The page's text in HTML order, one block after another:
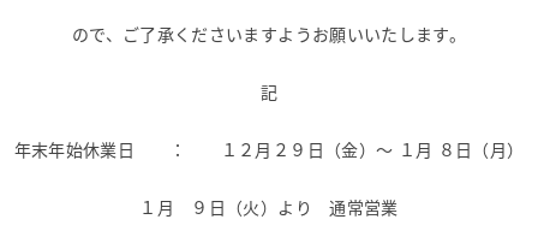
ので、ご了承くださいますようお願いいたします。
記
年末年始休業日 ： １２月２９日（金）～ １月 ８日（月）
１月 ９日（火）より 通常営業